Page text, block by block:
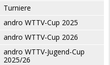
Turniere
andro WTTV-Cup 2025
andro WTTV-Cup 2026
andro WTTV-Jugend-Cup
2025/26